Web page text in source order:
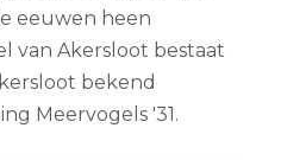
eeuwen heen
van Akersloot bestaat
bekend
Meervogels '31.